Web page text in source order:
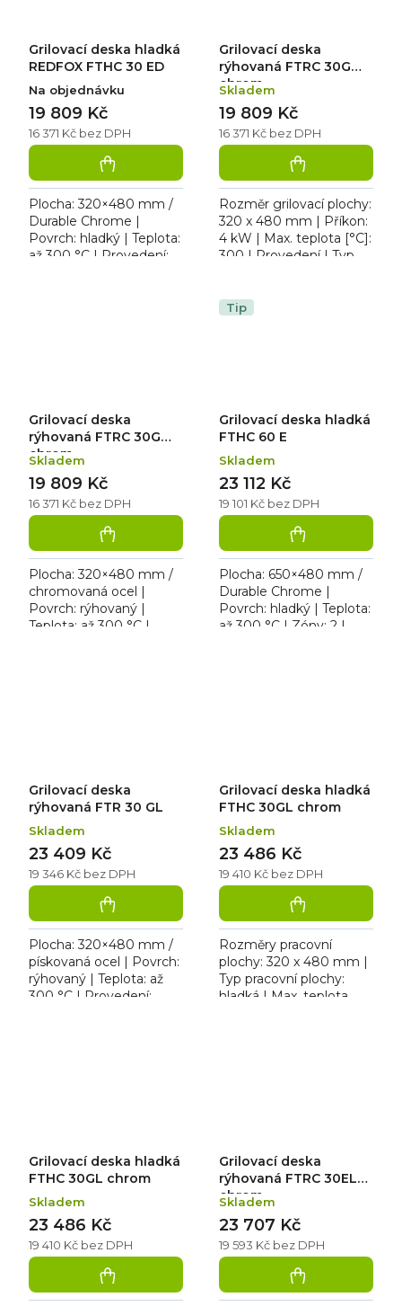
Grilovací deska hladká
REDFOX FTHC 30 ED
Na objednávku
16 371 Kč bez DPH
19 809 Kč
Plocha: 320×480 mm /
Durable Chrome |
Povrch: hladký | Teplota:
až 300 °C | Provedení:
Grilovací deska
rýhovaná FTRC 30G
chrom
Skladem
16 371 Kč bez DPH
19 809 Kč
Rozměr grilovací plochy:
320 x 480 mm | Příkon:
4 kW | Max. teplota [°C]:
300 | Provedení | Typ
povrchu: rýhovaná....
Grilovací deska
rýhovaná FTRC 30G
chrom
Skladem
16 371 Kč bez DPH
19 809 Kč
Plocha: 320×480 mm /
chromovaná ocel |
Povrch: rýhovaný |
Teplota: až 300 °C |
Tip
Grilovací deska hladká
FTHC 60 E
Skladem
19 101 Kč bez DPH
23 112 Kč
Plocha: 650×480 mm /
Durable Chrome |
Povrch: hladký | Teplota:
až 300 °C | Zóny: 2 |
Grilovací deska
rýhovaná FTR 30 GL
Skladem
19 346 Kč bez DPH
23 409 Kč
Plocha: 320×480 mm /
pískovaná ocel | Povrch:
rýhovaný | Teplota: až
300 °C | Provedení:
Grilovací deska hladká
FTHC 30GL chrom
Skladem
19 410 Kč bez DPH
23 486 Kč
Rozměry pracovní
plochy: 320 x 480 mm |
Typ pracovní plochy:
hladká | Max. teplota
Grilovací deska hladká
FTHC 30GL chrom
Skladem
19 410 Kč bez DPH
23 486 Kč
Grilovací deska
rýhovaná FTRC 30EL
chrom
Skladem
19 593 Kč bez DPH
23 707 Kč